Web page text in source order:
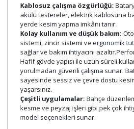
Kablosuz çalışma özgürlüğü:
akülü testereler, elektrik kablosuna
yerde kesim yapma imkânı tanır.
Kolay kullanım ve düşük bakım:
sistemi, zincir sistemi ve ergonomik
sağlar ve bakım ihtiyacını
Hafif gövde yapısı ile uzun süreli
yorulmadan güvenli çalışma sunar.
sayesinde sessiz ve çevre dostu
yaşarsınız.
Çeşitli uygulamalar: Bahçe
kesme ve peyzaj işleri gibi pek çok
model seçenekleri sunar.